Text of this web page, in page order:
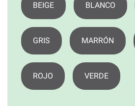
BEIGE BLANCO
GRIS MARRÓN
ROJO VERDE